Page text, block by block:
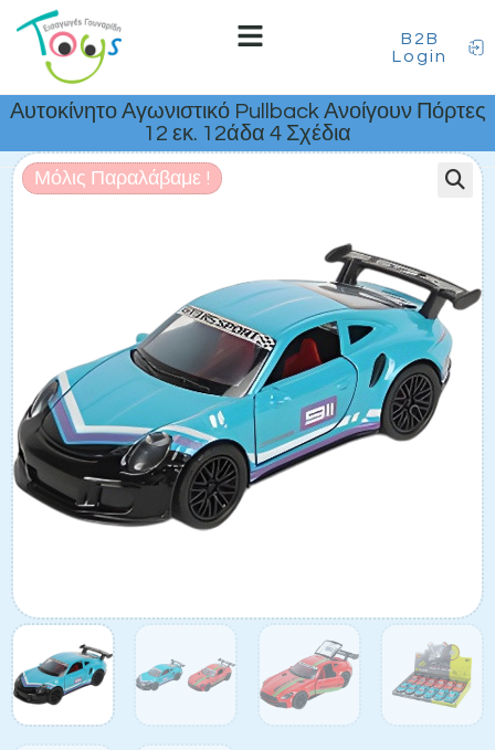
B2B
Login
Αυτοκίνητο Αγωνιστικό Pullback Ανοίγουν Πόρτες
12 εκ. 12άδα 4 Σχέδια
Μόλις Παραλάβαμε !